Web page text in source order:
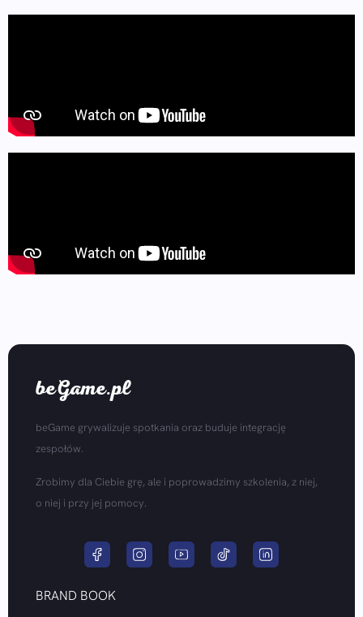
beGame.pl
beGame grywalizuje spotkania oraz buduje integrację
zespołów.
Zrobimy dla Ciebie grę, ale i poprowadzimy szkolenia, z niej,
o niej i przy jej pomocy.
BRAND BOOK